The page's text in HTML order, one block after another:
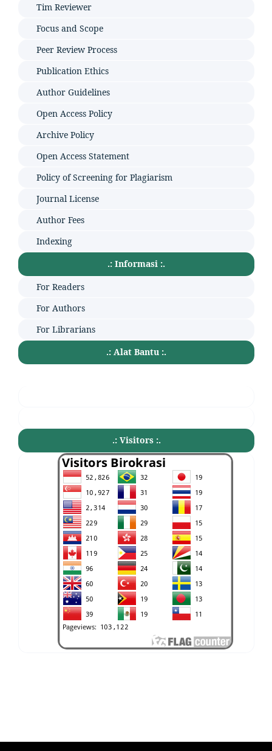
Tim Reviewer
Focus and Scope
Peer Review Process
Publication Ethics
Author Guidelines
Open Access Policy
Archive Policy
Open Access Statement
Policy of Screening for Plagiarism
Journal License
Author Fees
Indexing
.: Informasi :.
For Readers
For Authors
For Librarians
.: Alat Bantu :.
.: Visitors :.